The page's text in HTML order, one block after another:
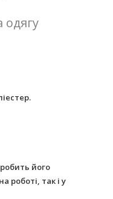
одягу
його
роботі, так і у